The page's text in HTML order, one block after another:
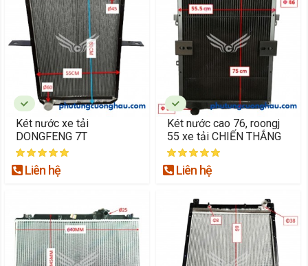
Két nước xe tải
DONGFENG 7T
Liên hệ
Két nước cao 76, roongj
55 xe tải CHIẾN THẮNG
Liên hệ